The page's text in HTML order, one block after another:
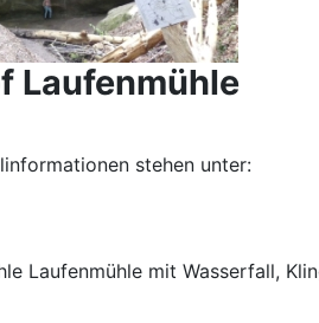
Laufenmühle
stehen unter:
Laufenmühle mit Wasserfall,